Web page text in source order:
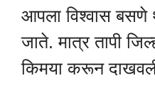
आपला विश्वास
जाते. मात्र तापी
किमया करून